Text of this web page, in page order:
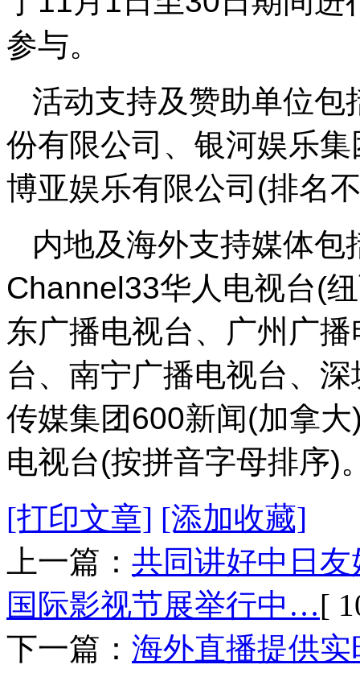
参与。
活动支持及赞助单位包
份有限公司、银河娱乐
博亚娱乐有限公司(排名
内地及海外支持媒体
Channel33华人电视台(
东广播电视台、广州广
台、南宁广播电视台、
传媒集团600新闻(加拿
电视台(按拼音字母排序)
[打印文章] [添加收藏]
上一篇： 共同讲好中日
国际影视节展举行中…[
下一篇： 海外直播提供